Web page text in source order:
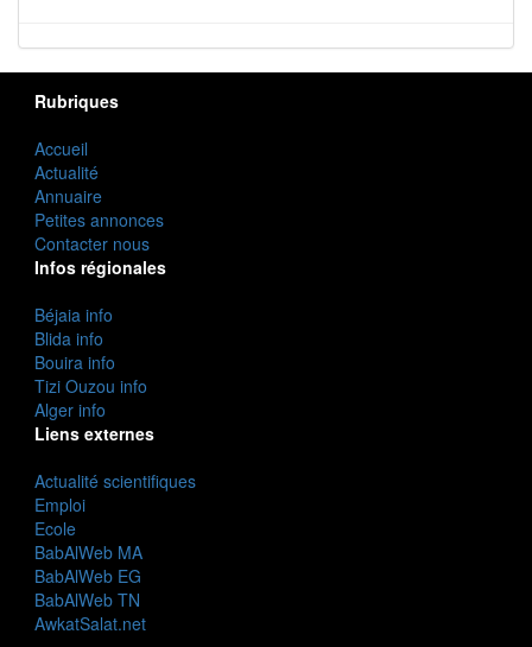
Rubriques
Accueil
Actualité
Annuaire
Petites annonces
Contacter nous
Infos régionales
Béjaia info
Blida info
Bouira info
Tizi Ouzou info
Alger info
Liens externes
Actualité scientifiques
Emploi
Ecole
BabAlWeb MA
BabAlWeb EG
BabAlWeb TN
AwkatSalat.net